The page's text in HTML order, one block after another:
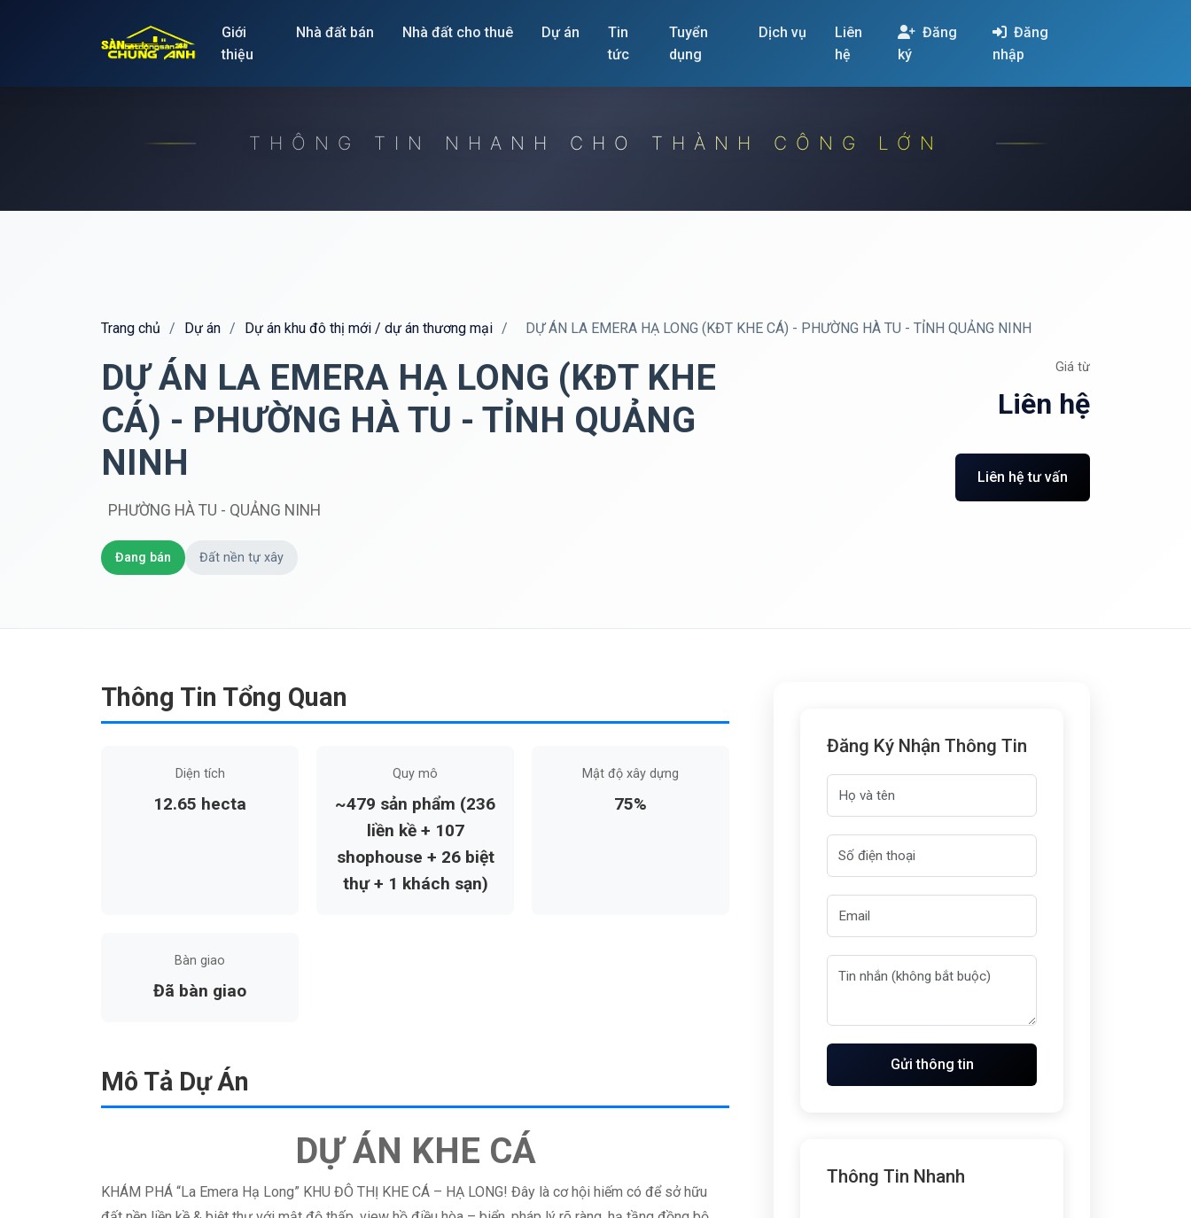
Giới
thiệu
Nhà đất bán Nhà đất cho thuê Dự án
Tin
tức
Tuyển
dụng
Dịch vụ
Liên
hệ
Đăng
ký
Đăng
nhập
THÔNG TIN NHANH CHO THÀNH CÔNG LỚN
Trang chủ / Dự án / Dự án khu đô thị mới / dự án thương mại / DỰ ÁN LA EMERA HẠ LONG (KĐT KHE CÁ) - PHƯỜNG HÀ TU - TỈNH QUẢNG NINH
DỰ ÁN LA EMERA HẠ LONG (KĐT KHE
CÁ) - PHƯỜNG HÀ TU - TỈNH QUẢNG
NINH
PHƯỜNG HÀ TU - QUẢNG NINH
Đang bán Đất nền tự xây
Giá từ
Liên hệ
Liên hệ tư vấn
Thông Tin Tổng Quan
Diện tích
12.65 hecta
Quy mô
~479 sản phẩm (236
liền kề + 107
shophouse + 26 biệt
thự + 1 khách sạn)
Mật độ xây dựng
75%
Bàn giao
Đã bàn giao
Mô Tả Dự Án
DỰ ÁN KHE CÁ
KHÁM PHÁ “La Emera Hạ Long” KHU ĐÔ THỊ KHE CÁ – HẠ LONG! Đây là cơ hội hiếm có để sở hữu
Đăng Ký Nhận Thông Tin
Gửi thông tin
Thông Tin Nhanh